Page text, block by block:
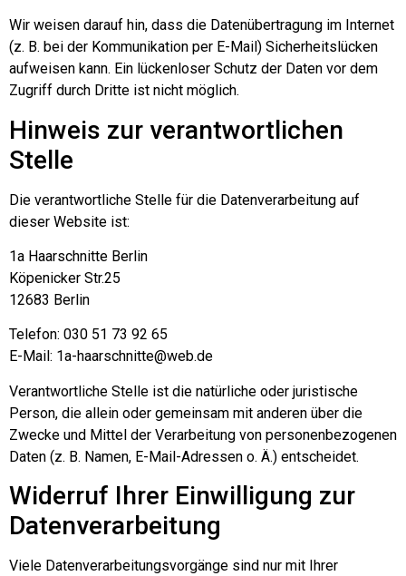
Wir weisen darauf hin, dass die Datenübertragung im Internet
(z. B. bei der Kommunikation per E-Mail) Sicherheitslücken
aufweisen kann. Ein lückenloser Schutz der Daten vor dem
Zugriff durch Dritte ist nicht möglich.
Hinweis zur verantwortlichen
Stelle
Die verantwortliche Stelle für die Datenverarbeitung auf
dieser Website ist:
1a Haarschnitte Berlin
Köpenicker Str.25
12683 Berlin
Telefon: 030 51 73 92 65
E-Mail: 1a-haarschnitte@web.de
Verantwortliche Stelle ist die natürliche oder juristische
Person, die allein oder gemeinsam mit anderen über die
Zwecke und Mittel der Verarbeitung von personenbezogenen
Daten (z. B. Namen, E-Mail-Adressen o. Ä.) entscheidet.
Widerruf Ihrer Einwilligung zur
Datenverarbeitung
Viele Datenverarbeitungsvorgänge sind nur mit Ihrer